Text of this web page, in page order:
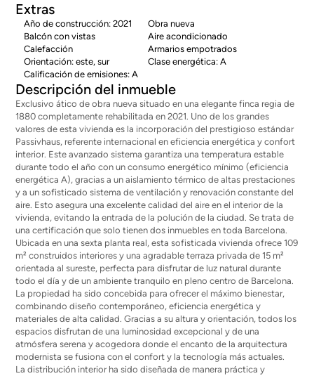
Extras
Año de construcción: 2021
Obra nueva
Balcón con vistas
Aire acondicionado
Calefacción
Armarios empotrados
Orientación: este, sur
Clase energética: A
Calificación de emisiones: A
Descripción del inmueble
Exclusivo ático de obra nueva situado en una elegante finca regia de
1880 completamente rehabilitada en 2021. Uno de los grandes
valores de esta vivienda es la incorporación del prestigioso estándar
Passivhaus, referente internacional en eficiencia energética y confort
interior. Este avanzado sistema garantiza una temperatura estable
durante todo el año con un consumo energético mínimo (eficiencia
energética A), gracias a un aislamiento térmico de altas prestaciones
y a un sofisticado sistema de ventilación y renovación constante del
aire. Esto asegura una excelente calidad del aire en el interior de la
vivienda, evitando la entrada de la polución de la ciudad. Se trata de
una certificación que solo tienen dos inmuebles en toda Barcelona.
Ubicada en una sexta planta real, esta sofisticada vivienda ofrece 109
m² construidos interiores y una agradable terraza privada de 15 m²
orientada al sureste, perfecta para disfrutar de luz natural durante
todo el día y de un ambiente tranquilo en pleno centro de Barcelona.
La propiedad ha sido concebida para ofrecer el máximo bienestar,
combinando diseño contemporáneo, eficiencia energética y
materiales de alta calidad. Gracias a su altura y orientación, todos los
espacios disfrutan de una luminosidad excepcional y de una
atmósfera serena y acogedora donde el encanto de la arquitectura
modernista se fusiona con el confort y la tecnología más actuales.
La distribución interior ha sido diseñada de manera práctica y